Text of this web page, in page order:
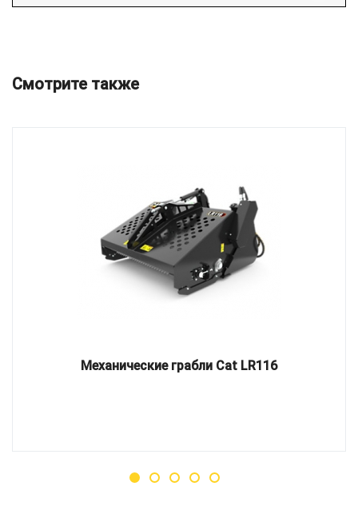
Смотрите также
Механические грабли Cat LR116